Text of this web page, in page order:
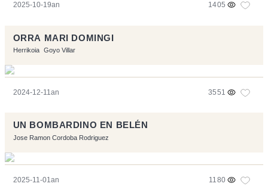
2025-10-19an 1405
ORRA MARI DOMINGI
Herrikoia Goyo Villar
2024-12-11an 3551
UN BOMBARDINO EN BELÉN
Jose Ramon Cordoba Rodriguez
2025-11-01an 1180